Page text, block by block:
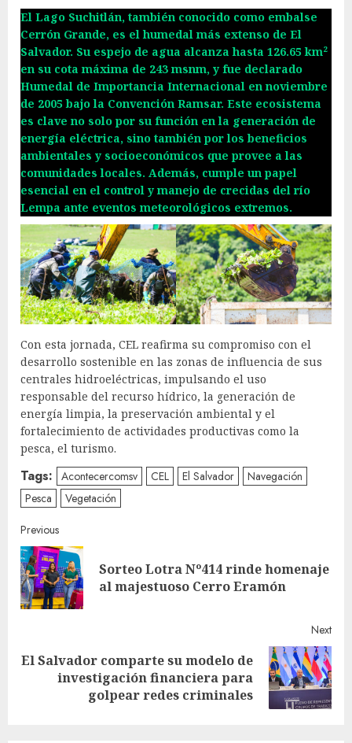
El Lago Suchitlán, también conocido como embalse
Cerrón Grande, es el humedal más extenso de El
Salvador. Su espejo de agua alcanza hasta 126.65 km²
en su cota máxima de 243 msnm, y fue declarado
Humedal de Importancia Internacional en noviembre
de 2005 bajo la Convención Ramsar. Este ecosistema
es clave no solo por su función en la generación de
energía eléctrica, sino también por los beneficios
ambientales y socioeconómicos que provee a las
comunidades locales. Además, cumple un papel
esencial en el control y manejo de crecidas del río
Lempa ante eventos meteorológicos extremos.
Con esta jornada, CEL reafirma su compromiso con el
desarrollo sostenible en las zonas de influencia de sus
centrales hidroeléctricas, impulsando el uso
responsable del recurso hídrico, la generación de
energía limpia, la preservación ambiental y el
fortalecimiento de actividades productivas como la
pesca, el turismo.
Tags: Acontecercomsv CEL El Salvador
Navegación
Pesca
Vegetación
Continue
Reading
Previous
Sorteo Lotra Nº414 rinde homenaje
al majestuoso Cerro Eramón
Next
El Salvador comparte su modelo de
investigación financiera para
golpear redes criminales